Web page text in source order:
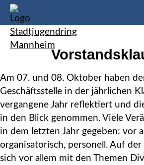
Am 07. und 08. Oktober haben
Geschäftsstelle in der jährlichen
vergangene Jahr reflektiert und
in den Blick genommen. Viele
in dem letzten Jahr gegeben: vor
organisatorisch, personell. Auf
sich vor allem mit den Themen